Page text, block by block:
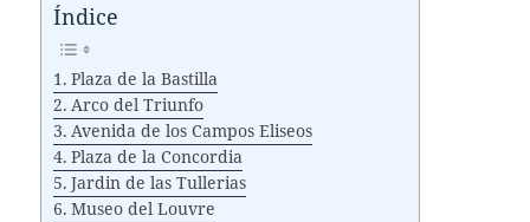
Índice
Plaza de la Bastilla
Arco del Triunfo
Avenida de los Campos Eliseos
Plaza de la Concordia
Jardin de las Tullerias
Museo del Louvre